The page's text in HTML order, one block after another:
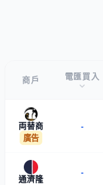
商戶 電匯買入
両替商
廣告
-
通濟隆
-